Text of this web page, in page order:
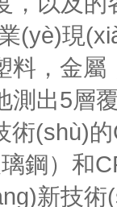
現(xiàn)
，金屬
測出5層
(shù)的
）和
新技術